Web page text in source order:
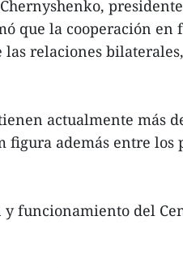
que la cooperación
relaciones
actualmente más
además entre
del